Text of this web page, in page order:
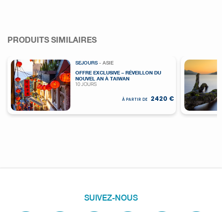
PRODUITS SIMILAIRES
SEJOURS - ASIE
OFFRE EXCLUSIVE – RÉVEILLON DU
NOUVEL AN À TAIWAN
10 JOURS
À PARTIR DE 2420 €
SUIVEZ-NOUS